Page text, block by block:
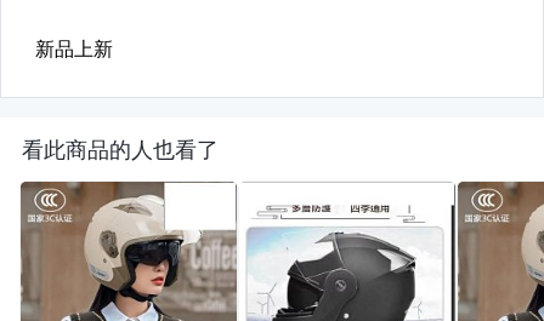
看此商品的人也看了